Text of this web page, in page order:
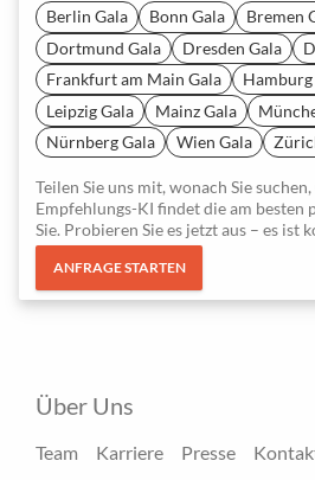
Berlin Gala Bonn Gala Bremen
Dortmund Gala
Dresden Gala
Frankfurt am Main Gala
Hamburg
Leipzig Gala
Mainz Gala
Nürnberg Gala
Wien Gala
Teilen Sie uns mit, wonach Sie
Empfehlungs-KI findet die am besten
Sie. Probieren Sie es jetzt aus – es ist
ANFRAGE STARTEN
Über Uns
Team Karriere Presse